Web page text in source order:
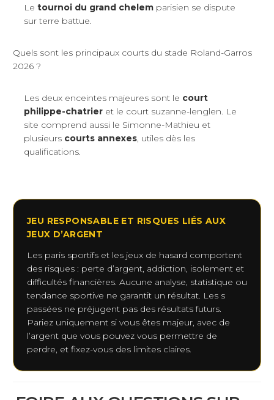
Le tournoi du grand chelem parisien se dispute
sur terre battue.
Quels sont les principaux courts du stade Roland-Garros
2026 ?
Les deux enceintes majeures sont le court
philippe-chatrier et le court suzanne-lenglen. Le
site comprend aussi le Simonne-Mathieu et
plusieurs courts annexes, utiles dès les
qualifications.
JEU RESPONSABLE ET RISQUES LIÉS AUX
JEUX D’ARGENT
Les paris sportifs et les jeux de hasard comportent
des risques : perte d’argent, addiction, isolement et
difficultés financières. Aucune analyse, statistique ou
tendance sportive ne garantit un résultat. Les s
passées ne préjugent pas des résultats futurs.
Pariez uniquement si vous êtes majeur, avec de
l’argent que vous pouvez vous permettre de
perdre, et fixez-vous des limites claires.